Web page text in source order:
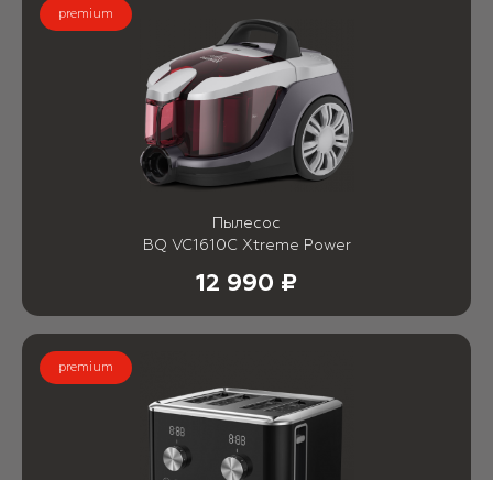
premium
Пылесос
BQ VC1610C Xtreme Power
12 990 ₽
premium